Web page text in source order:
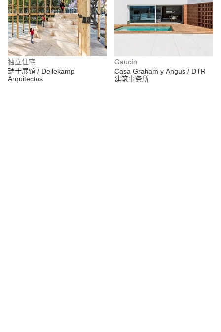
独立住宅
瑞士展馆 / Dellekamp
Arquitectos
Gaucín
Casa Graham y Angus / DTR
建筑事务所